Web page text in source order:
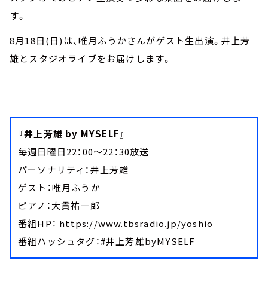
す。
8月18日(日)は、唯月ふうかさんがゲスト生出演。井上芳
雄とスタジオライブをお届けします。
『井上芳雄 by MYSELF』
毎週日曜日22：00～22：30放送
パーソナリティ：井上芳雄
ゲスト：唯月ふうか
ピアノ：大貫祐一郎
番組HP： https://www.tbsradio.jp/yoshio
番組ハッシュタグ：#井上芳雄byMYSELF